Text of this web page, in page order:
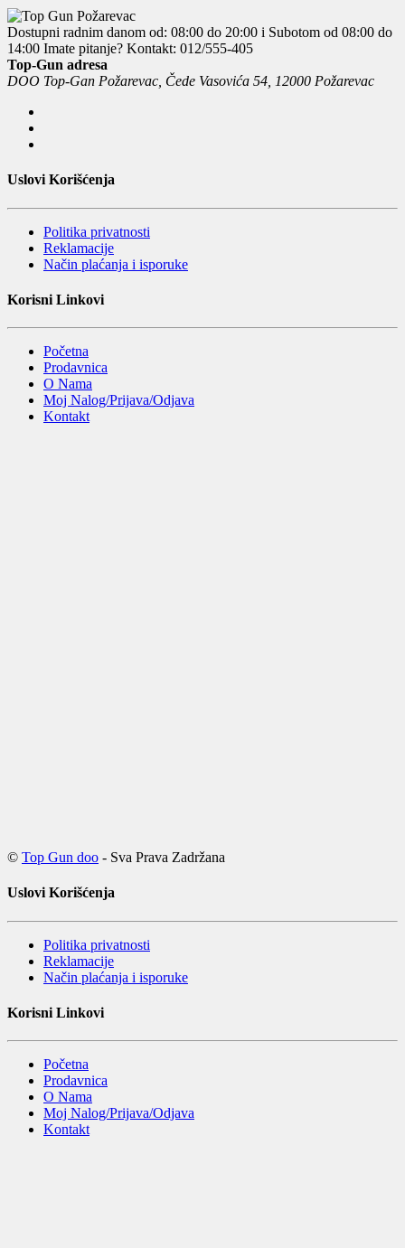
Dostupni radnim danom od: 08:00 do 20:00 i Subotom od 08:00 do
14:00 Imate pitanje? Kontakt: 012/555-405
Top-Gun adresa
DOO Top-Gan Požarevac, Čede Vasovića 54, 12000 Požarevac
Uslovi Korišćenja
Politika privatnosti
Reklamacije
Način plaćanja i isporuke
Korisni Linkovi
Početna
Prodavnica
O Nama
Moj Nalog/Prijava/Odjava
Kontakt
© Top Gun doo - Sva Prava Zadržana
Uslovi Korišćenja
Politika privatnosti
Reklamacije
Način plaćanja i isporuke
Korisni Linkovi
Početna
Prodavnica
O Nama
Moj Nalog/Prijava/Odjava
Kontakt